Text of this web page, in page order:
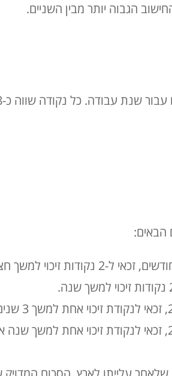
הגבוה יותר מבין השניים.
הבאים:
חיילים משוחררים ובוגרי שירות לאומי: חייל ששירת לפחות 23
מסיימי לימודים
שלאחר הזכאות לתואר. מי שסיים את התואר החל משנת 2014, זכאי לנקודת